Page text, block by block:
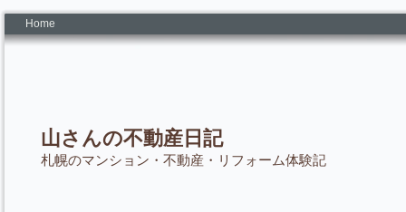
Home
山さんの不動産日記
札幌のマンション・不動産・リフォーム体験記